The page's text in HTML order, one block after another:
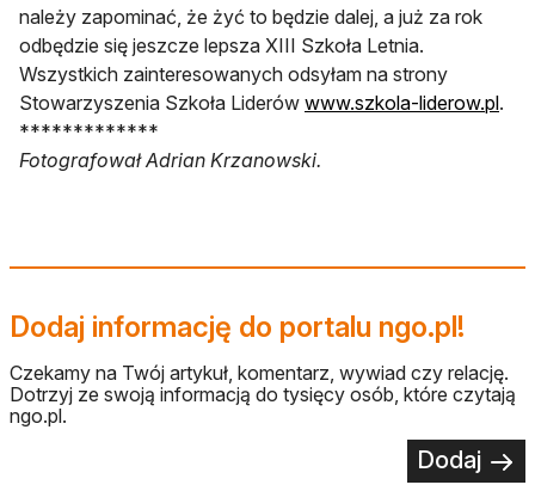
należy zapominać, że żyć to będzie dalej, a już za rok
odbędzie się jeszcze lepsza XIII Szkoła Letnia.
Wszystkich zainteresowanych odsyłam na strony
Stowarzyszenia Szkoła Liderów www.szkola-liderow.pl.
*************
Fotografował Adrian Krzanowski.
Dodaj informację do portalu ngo.pl!
Czekamy na Twój artykuł, komentarz, wywiad czy relację.
Dotrzyj ze swoją informacją do tysięcy osób, które czytają
ngo.pl.
Dodaj